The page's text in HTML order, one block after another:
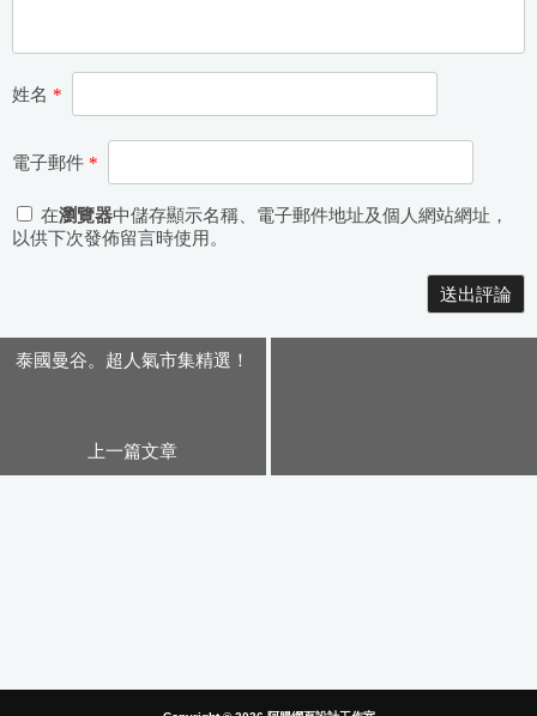
姓名 *
電子郵件 *
在瀏覽器中儲存顯示名稱、電子郵件地址及個人網站網址，
以供下次發佈留言時使用。
泰國曼谷。超人氣市集精選！
上一篇文章